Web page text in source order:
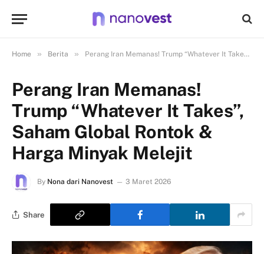
Home » Berita » Perang Iran Memanas! Trump “Whatever It Takes”, Saham Global Rontok & Harga Minyak Melejit
Perang Iran Memanas!
Trump “Whatever It Takes”,
Saham Global Rontok &
Harga Minyak Melejit
By Nona dari Nanovest 3 Maret 2026
Share